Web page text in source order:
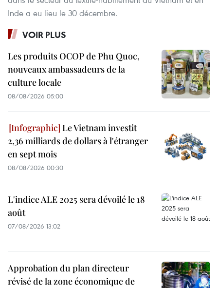
Inde a eu lieu le 30 décembre.
VOIR PLUS
Les produits OCOP de Phu Quoc,
nouveaux ambassadeurs de la
culture locale
08/08/2026 05:00
Le Vietnam investit
2,36 milliards de dollars à l'étranger
en sept mois
08/08/2026 00:30
L'indice ALE 2025 sera dévoilé le 18
août
07/08/2026 13:02
Approbation du plan directeur
révisé de la zone économique de